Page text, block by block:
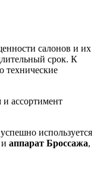
салонов и их
срок. К
технические
ассортимент
используется
аппарат Броссажа,